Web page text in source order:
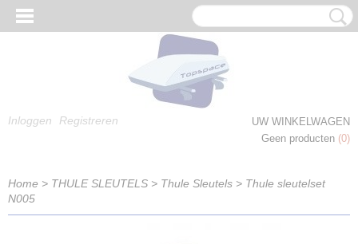
Inloggen Registreren
UW WINKELWAGEN
Geen producten (0)
Home > THULE SLEUTELS > Thule Sleutels > Thule sleutelset
N005